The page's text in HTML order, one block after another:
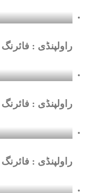
راولپنڈی :
راولپنڈی :
راولپنڈی :